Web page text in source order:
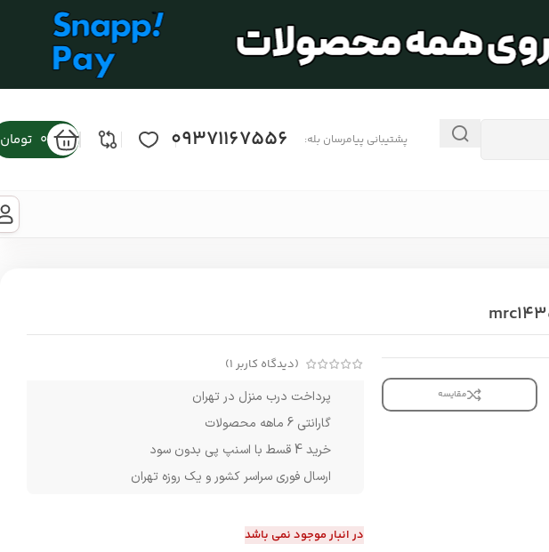
پشتیبانی پیامرسان بله: 09371167556
0 تومان
مقایسه
(دیدگاه کاربر 1
)
پرداخت درب منزل در تهران
گارانتی 6 ماهه محصولات
خرید 4 قسط با اسنپ پی بدون سود
ارسال فوری سراسر کشور و یک روزه تهران
در انبار موجود نمی باشد